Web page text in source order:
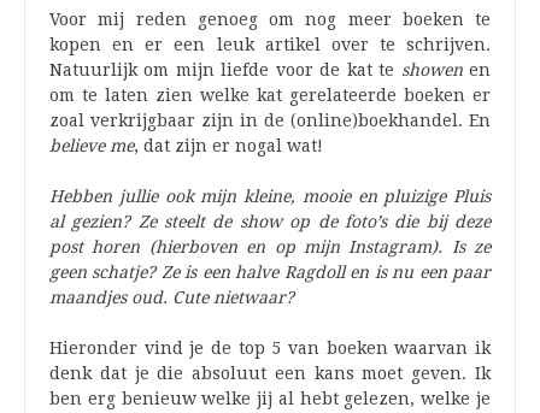
Voor mij reden genoeg om nog meer boeken te
kopen en er een leuk artikel over te schrijven.
Natuurlijk om mijn liefde voor de kat te showenen
om te laten zien welke kat gerelateerde boeken er
zoal verkrijgbaar zijn in de (online)boekhandel. En
believe me, dat zijn er nogal wat!
Hebben jullie ook mijn kleine, mooie en pluizige Pluis
al gezien? Ze steelt de show op de foto’s die bij deze
post horen (hierboven en op mijn Instagram). Is ze
geen schatje? Ze is een halve Ragdoll en is nu een paar
maandjes oud. Cute nietwaar?
Hieronder vind je de top 5 van boeken waarvan ik
denk dat je die absoluut een kans moet geven. Ik
ben erg benieuw welke jij al hebt gelezen, welke je